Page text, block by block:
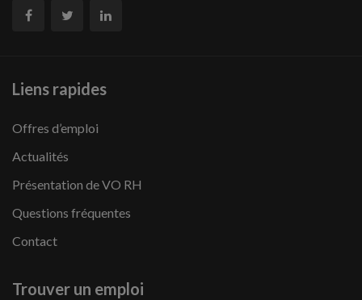
Liens rapides
Offres d’emploi
Actualités
Présentation de VO RH
Questions fréquentes
Contact
Trouver un emploi